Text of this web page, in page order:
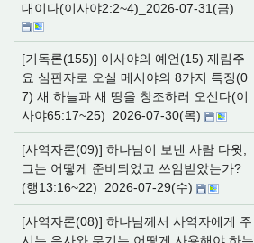
대이다(이사야2:2~4)_2026-07-31(금)
[기독론(155)] 이사야의 예언(15) 재림주
요 심판자로 오실 메시야의 8가지 특징(0
7) 새 하늘과 새 땅을 창조하러 오신다(이
사야65:17~25)_2026-07-30(목)
[사역자론(09)] 하나님이 보낸 사람 다윗,
그는 어떻게 준비되었고 쓰임받았는가?
(행13:16~22)_2026-07-29(수)
[사역자론(08)] 하나님께서 사역자에게 주